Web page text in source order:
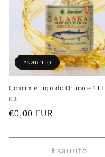
Esaurito
Concime Liquido Orticole 1 LT
Fornitore:
KB
Prezzo
listino
€0,00 EUR
Esaurito